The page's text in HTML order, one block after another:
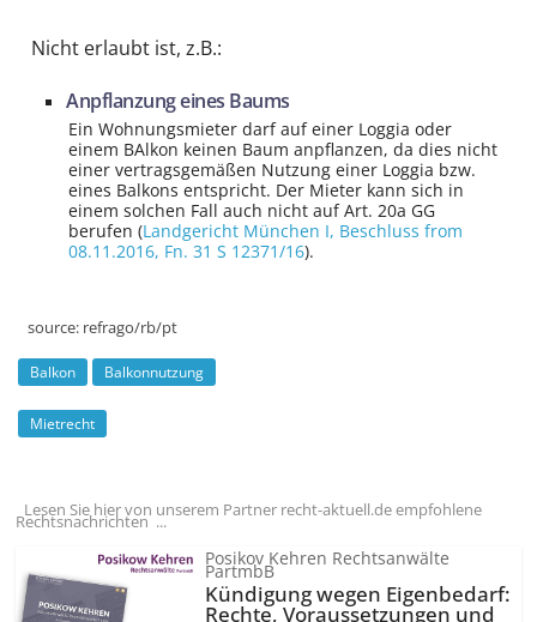
Nicht erlaubt ist, z.B.:
Anpflanzung eines Baums
Ein Wohnungsmieter darf auf einer Loggia oder
einem BAlkon keinen Baum anpflanzen, da dies nicht
einer vertragsgemäßen Nutzung einer Loggia bzw.
eines Balkons entspricht. Der Mieter kann sich in
einem solchen Fall auch nicht auf Art. 20a GG
berufen (Landgericht München I, Beschluss from
08.11.2016, Fn. 31 S 12371/16).
source: refrago/rb/pt
Balkon Balkonnutzung
Mietrecht
Lesen Sie hier von unserem Partner recht-aktuell.de empfohlene
Rechtsnachrichten ...
Posikov Kehren Rechtsanwälte
PartmbB
Kündigung wegen Eigenbedarf:
Rechte, Voraussetzungen und